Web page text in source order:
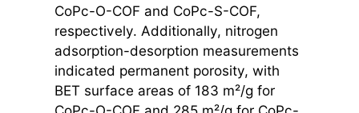
CoPc-O-COF and CoPc-S-COF,
respectively. Additionally, nitrogen
adsorption-desorption measurements
indicated permanent porosity, with
BET surface areas of 183 m²/g for